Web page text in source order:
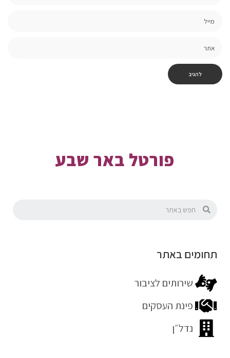
פורטל באר שבע
תחומים באתר
שירותים לציבור
פינת העסקים
נדל״ן